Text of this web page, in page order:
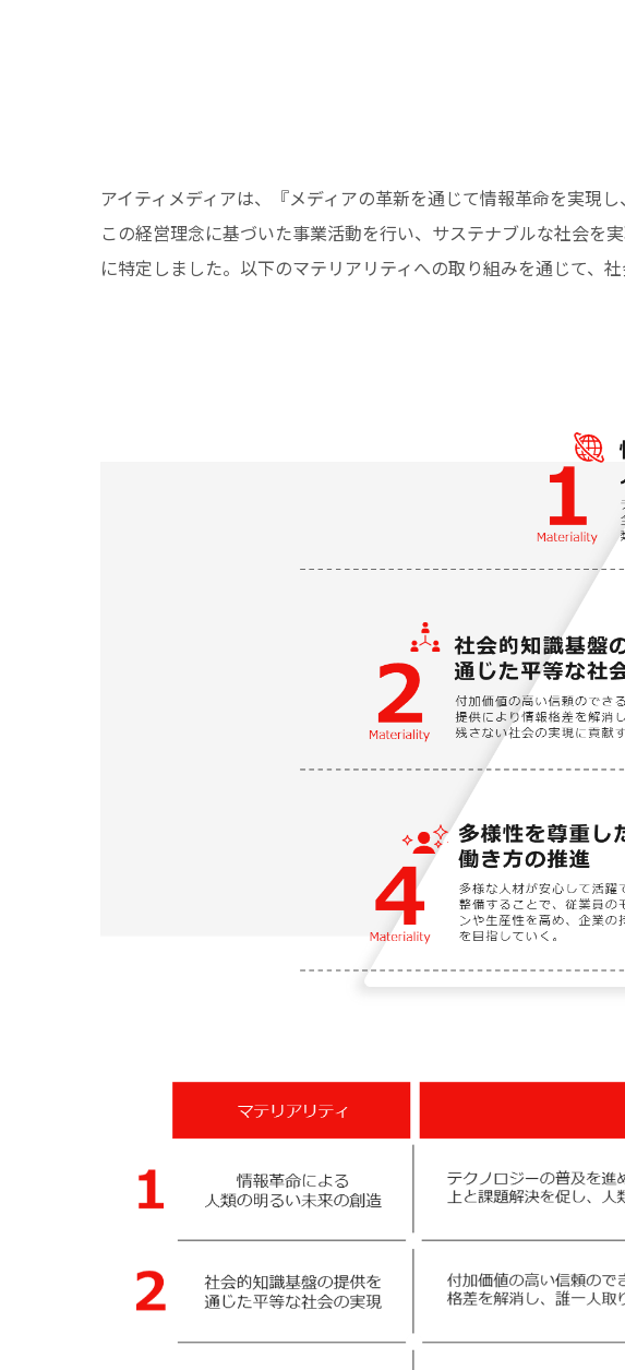
アイティメディアは、『メディアの革新を通じて情報革命を実現
この経営理念に基づいた事業活動を行い、サステナブルな社会を
に特定しました。以下のマテリアリティへの取り組みを通じて、